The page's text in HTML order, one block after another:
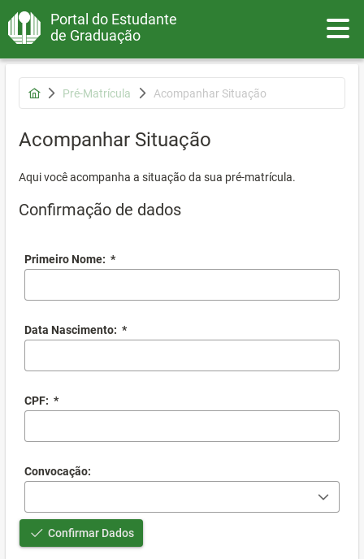
Portal do Estudante
de Graduação
Pré-Matrícula Acompanhar Situação
Acompanhar Situação
Aqui você acompanha a situação da sua pré-matrícula.
Confirmação de dados
Primeiro Nome: *
Data Nascimento: *
CPF: *
Convocação:
Confirmar Dados